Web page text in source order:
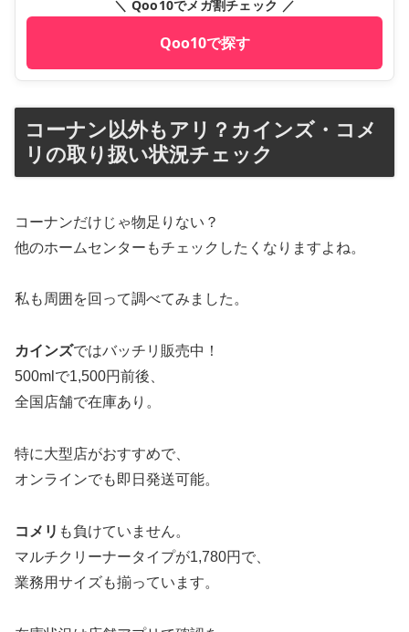
＼ Qoo10でメガ割チェック ／
Qoo10で探す
コーナン以外もアリ？カインズ・コメ
リの取り扱い状況チェック
コーナンだけじゃ物足りない？
他のホームセンターもチェックしたくなりますよね。
私も周囲を回って調べてみました。
カインズではバッチリ販売中！
500mlで1,500円前後、
全国店舗で在庫あり。
特に大型店がおすすめで、
オンラインでも即日発送可能。
コメリ も負けていません。
マルチクリーナータイプが1,780円で、
業務用サイズも揃っています。